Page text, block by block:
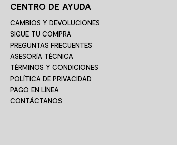
CENTRO DE AYUDA
CAMBIOS Y DEVOLUCIONES
SIGUE TU COMPRA
PREGUNTAS FRECUENTES
ASESORÍA TÉCNICA
TÉRMINOS Y CONDICIONES
POLÍTICA DE PRIVACIDAD
PAGO EN LÍNEA
CONTÁCTANOS